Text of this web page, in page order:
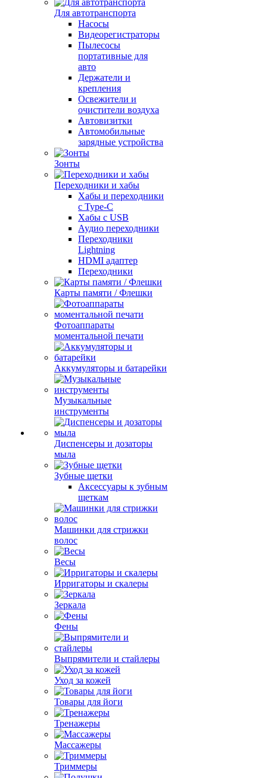
Для автотранспорта
Насосы
Видеорегистраторы
Пылесосы
портативные для
авто
Держатели и
крепления
Освежители и
очистители воздуха
Автовизитки
Автомобильные
зарядные устройства
Зонты
Переходники и хабы
Хабы и переходники
с Type-C
Хабы с USB
Аудио переходники
Переходники
Lightning
HDMI адаптер
Переходники
Карты памяти / Флешки
Фотоаппараты
моментальной печати
Аккумуляторы и батарейки
Музыкальные
инструменты
Диспенсеры и дозаторы
мыла
Зубные щетки
Аксессуары к зубным
щеткам
Машинки для стрижки
волос
Весы
Ирригаторы и скалеры
Зеркала
Фены
Выпрямители и стайлеры
Уход за кожей
Товары для йоги
Тренажеры
Массажеры
Триммеры